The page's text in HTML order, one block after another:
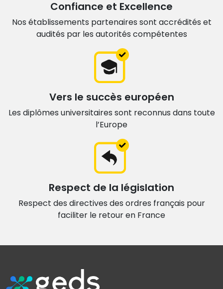
Confiance et Excellence
Nos établissements partenaires sont accrédités et
audités par les autorités compétentes
Vers le succès européen
Les diplômes universitaires sont reconnus dans toute
l’Europe
Respect de la législation
Respect des directives des ordres français pour
faciliter le retour en France